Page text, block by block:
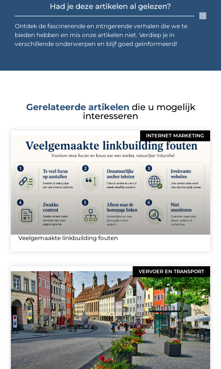
Had je deze artikelen al gelezen?
Ontdek de fascinerende en intrigerende verhalen die we te
bieden hebben en mis onze artikelen niet. Verdiep je in
verschillende onderwerpen en blijf goed geïnformeerd!
Gerelateerde artikelendie u mogelijk
interesseren
INTERNET MARKETING
Veelgemaakte linkbuilding fouten
VERVOER EN TRANSPORT